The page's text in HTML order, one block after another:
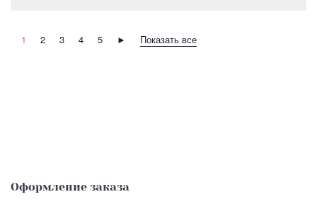
1 2 3 4 5 ► Показать все
Оформление заказа